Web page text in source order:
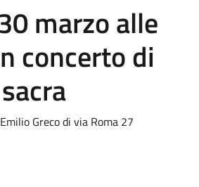
marzo alle
concerto di
Greco di via Roma 27